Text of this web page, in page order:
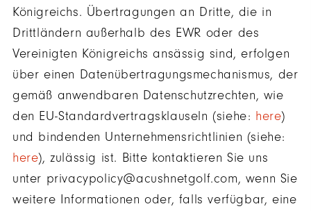
Königreichs. Übertragungen an Dritte, die in
Drittländern außerhalb des EWR oder des
Vereinigten Königreichs ansässig sind, erfolgen
über einen Datenübertragungsmechanismus, der
gemäß anwendbaren Datenschutzrechten, wie
den EU-Standardvertragsklauseln (siehe: here)
und bindenden Unternehmensrichtlinien (siehe:
here), zulässig ist. Bitte kontaktieren Sie uns
unter privacypolicy@acushnetgolf.com, wenn Sie
weitere Informationen oder, falls verfügbar, eine